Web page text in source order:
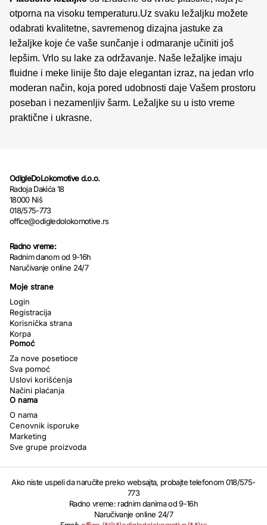
otporna na visoku temperaturu.Uz svaku ležaljku možete
odabrati kvalitetne, savremenog dizajna jastuke za
ležaljke koje će vaše sunčanje i odmaranje učiniti još
lepšim. Vrlo su lake za održavanje. Naše ležaljke imaju
fluidne i meke linije što daje elegantan izraz, na jedan vrlo
moderan način, koja pored udobnosti daje Vašem prostoru
poseban i nezamenljiv šarm. Ležaljke su u isto vreme
praktične i ukrasne.
OdIgleDoLokomotive d.o.o.
Radoja Dakića 18
18000 Niš
018/575-773
office@odigledolokomotive.rs
Radno vreme:
Radnim danom od 9-16h
Naručivanje online 24/7
Moje strane
Login
Registracija
Korisnička strana
Korpa
Pomoć
Za nove posetioce
Sva pomoć
Uslovi korišćenja
Načini plaćanja
O nama
O nama
Cenovnik isporuke
Marketing
Sve grupe proizvoda
Ako niste uspeli da naručite preko websajta, probajte telefonom 018/575-
773
Radno vreme: radnim danima od 9-16h
Naručivanje online 24/7